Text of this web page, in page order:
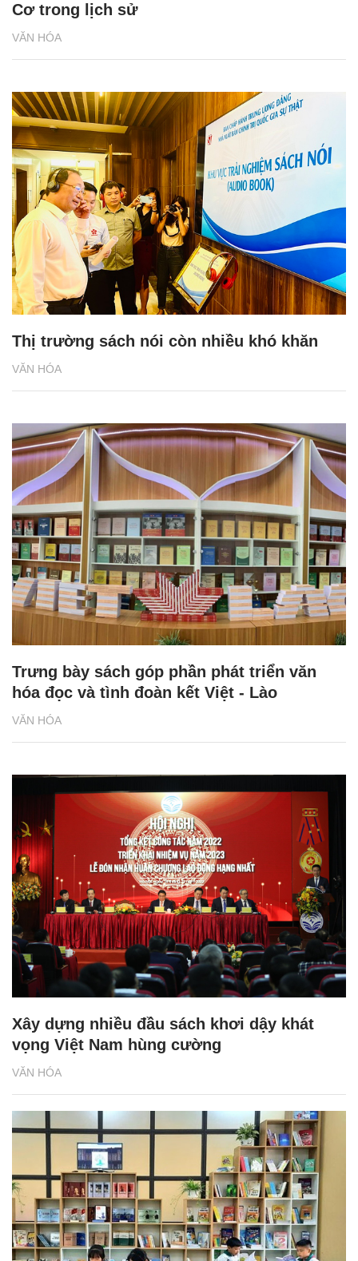
VĂN HÓA
Cơ trong lịch sử
VĂN HÓA
Thị trường sách nói còn nhiều khó khăn
VĂN HÓA
Trưng bày sách góp phần phát triển văn
hóa đọc và tình đoàn kết Việt - Lào
VĂN HÓA
Xây dựng nhiều đầu sách khơi dậy khát
vọng Việt Nam hùng cường